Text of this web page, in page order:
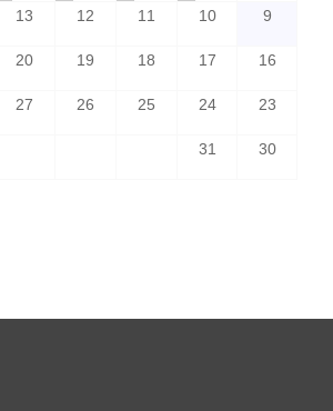
9
10
11
12
13
16
17
18
19
20
23
24
25
26
27
30
31